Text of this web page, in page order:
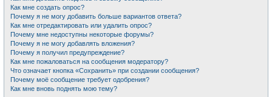
Как мне создать опрос?
Почему я не могу добавить больше вариантов ответа?
Как мне отредактировать или удалить опрос?
Почему мне недоступны некоторые форумы?
Почему я не могу добавлять вложения?
Почему я получил предупреждение?
Как мне пожаловаться на сообщения модератору?
Что означает кнопка «Сохранить» при создании сообщения?
Почему моё сообщение требует одобрения?
Как мне вновь поднять мою тему?